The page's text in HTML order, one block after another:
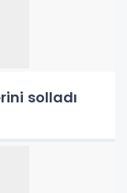
solladı